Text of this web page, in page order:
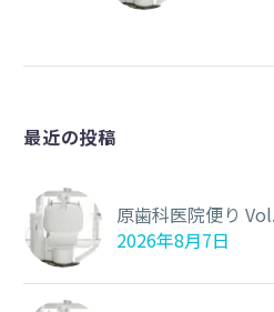
最近の投稿
原歯科医院便り
2026年8月7日